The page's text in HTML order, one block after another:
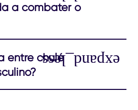
a combater o
entre chulé